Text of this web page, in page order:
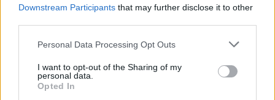
Downstream Participants that may further disclose it to other
Please note that this website/app uses one or more Google
not limited to your visit or usage behaviour. You may click to
grant or deny consent to Google and its third-party tags to
use your data for below specified purposes in below Google
Personal Data Processing Opt Outs
I want to opt-out of the Sharing of my
personal data.
Opted In
Startlistor, resultat och detaljer
Fredag 6 mars
14:00 Individuell 10 km klassisk damer junior
Startlistor, resultat och detaljer